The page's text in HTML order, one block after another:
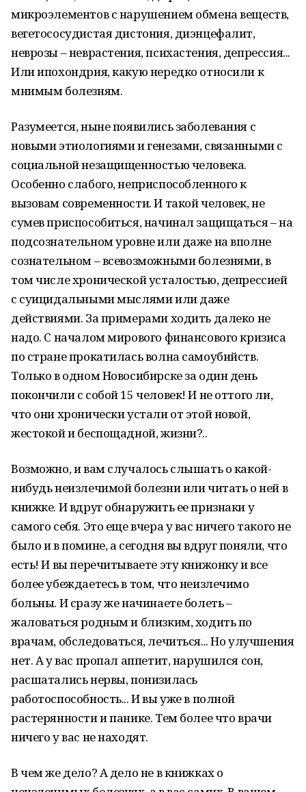
микроэлементов с нарушением обмена веществ,
вегетососудистая дистония, диэнцефалит,
неврозы – неврастения, психастения, депрессия...
Или ипохондрия, какую нередко относили к
мнимым болезням.
Разумеется, ныне появились заболевания с
новыми этиологиями и генезами, связанными с
социальной незащищенностью человека.
Особенно слабого, неприспособленного к
вызовам современности. И такой человек, не
сумев приспособиться, начинал защищаться – на
подсознательном уровне или даже на вполне
сознательном – всевозможными болезнями, в
том числе хронической усталостью, депрессией
с суицидальными мыслями или даже
действиями. За примерами ходить далеко не
надо. С началом мирового финансового кризиса
по стране прокатилась волна самоубийств.
Только в одном Новосибирске за один день
покончили с собой 15 человек! И не оттого ли,
что они хронически устали от этой новой,
жестокой и беспощадной, жизни?..
Возможно, и вам случалось слышать о какой-
нибудь неизлечимой болезни или читать о ней в
книжке. И вдруг обнаружить ее признаки у
самого себя. Это еще вчера у вас ничего такого не
было и в помине, а сегодня вы вдруг поняли, что
есть! И вы перечитываете эту книжонку и все
более убеждаетесь в том, что неизлечимо
больны. И сразу же начинаете болеть –
жаловаться родным и близким, ходить по
врачам, обследоваться, лечиться... Но улучшения
нет. А у вас пропал аппетит, нарушился сон,
расшатались нервы, понизилась
работоспособность... И вы уже в полной
растерянности и панике. Тем более что врачи
ничего у вас не находят.
В чем же дело? А дело не в книжках о